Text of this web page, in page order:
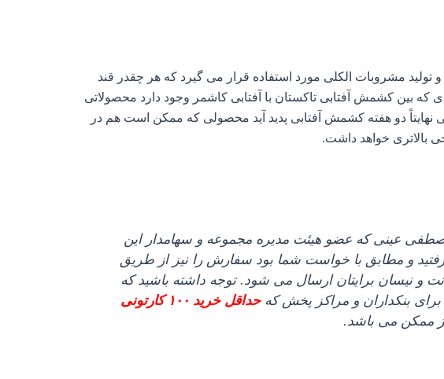
مشروبات الکلی مورد استفاده قرار می‌ گیرد که هر چقدر قند
که بین کشمش آفتابی تاکستان با آفتابی کاشمر وجود دارد محصولاتی
نهایتاً دو هفته کشمش آفتابی پدید آید محصولی که ممکن است هم در
بالاتری خواهد داشت.
عینی که عضو هیئت مدیره مجموعه و سهامدار این
و مطابق با خواست شما بود سفارش را نیز از طریق
و نیسان برایتان ارسال می‌ شود. توجه داشته باشید که
بنکداران و مراکز پخش کهحداقل خرید ۱۰۰ کارتونی
ممکن می‌ باشد.